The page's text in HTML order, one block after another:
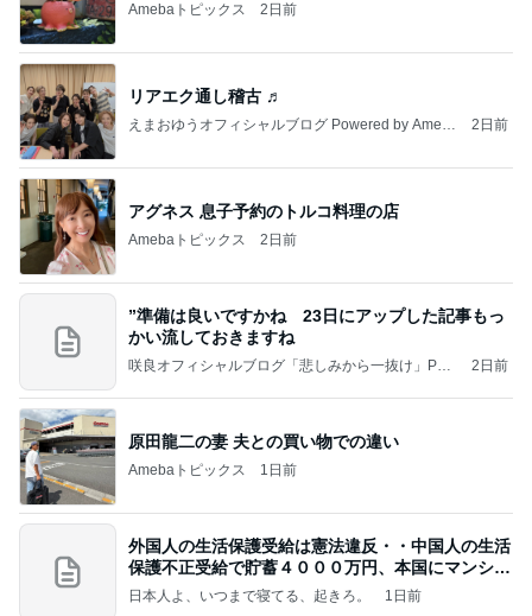
Amebaトピックス 2日前
リアエク通し稽古 ♬
えまおゆうオフィシャルブログ Powered by Ameb
2日前
アグネス 息子予約のトルコ料理の店
Amebaトピックス 2日前
”準備は良いですかね 23日にアップした記事もっ
かい流しておきますね
咲良オフィシャルブログ「悲しみから一抜け」Pow
2日前
原田龍二の妻 夫との買い物での違い
Amebaトピックス 1日前
外国人の生活保護受給は憲法違反・・中国人の生活
保護不正受給で貯蓄４０００万円、本国にマンショ
ンを
日本人よ、いつまで寝てる、起きろ。 1日前